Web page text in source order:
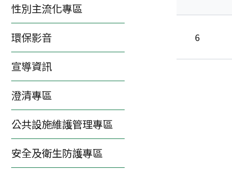
性別主流化專區
環保影音
宣導資訊
澄清專區
公共設施維護管理專區
安全及衛生防護專區
6